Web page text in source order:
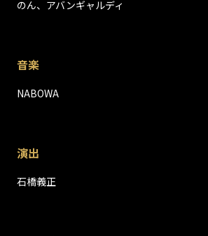
のん、アバンギャルディ
音楽
NABOWA
演出
石橋義正